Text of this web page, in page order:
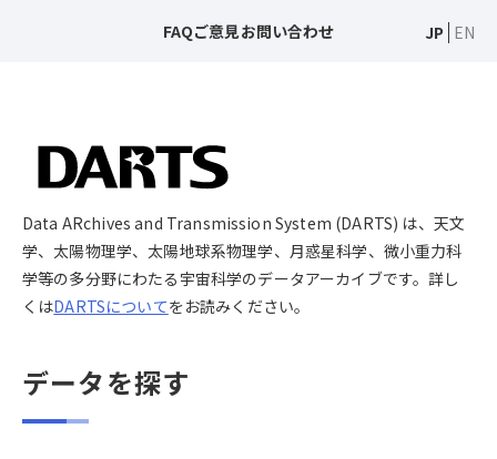
FAQご意見お問い合わせ JP EN
Data ARchives and Transmission System (DARTS) は、天文
学、太陽物理学、太陽地球系物理学、月惑星科学、微小重力科
学等の多分野にわたる宇宙科学のデータアーカイブです。詳し
くはDARTSについてをお読みください。
データを探す